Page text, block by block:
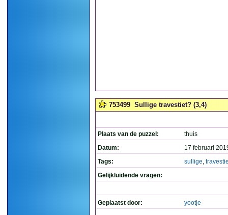
753499 Sullige travestiet? (3,4)
Plaats van de puzzel:
thuis
Datum:
17 februari
Tags:
sullige,
Gelijkluidende vragen:
Geplaatst door: yootje